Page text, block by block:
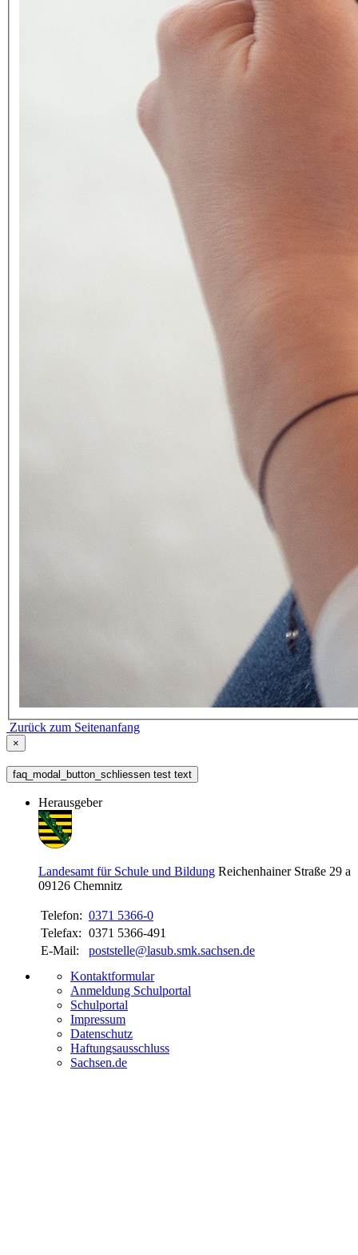
Zurück zum Seitenanfang
×
faq_modal_button_schliessen test text
Herausgeber
Landesamt für Schule und Bildung Reichenhainer Straße 29 a
09126 Chemnitz
Telefon: 0371 5366-0
Telefax: 0371 5366-491
E-Mail:
poststelle@lasub.smk.sachsen.de
Kontaktformular
Anmeldung Schulportal
Schulportal
Impressum
Datenschutz
Haftungsausschluss
Sachsen.de